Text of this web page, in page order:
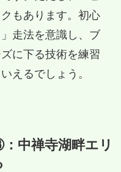
もあります。初心
走法を意識し、ブ
に下る技術を練習
えるでしょう。
中禅寺湖畔エリ